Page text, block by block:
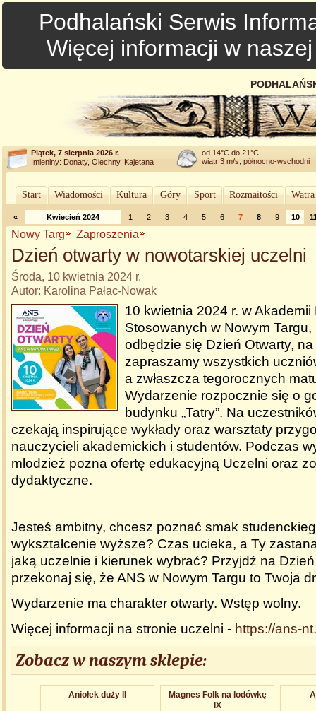
Podhalański Serwis
Więcej informacji w
Piątek, 7 sierpnia 2026 r.
Imieniny: Donaty, Olechny, Kajetana
od 14°C do 21°C
wiatr 3 m/s, północno-wschodni
Start Wiadomości Kultura Góry Sport Rozmaitości
« Kwiecień 2024 1 2 3 4 5 6 7 8 9 10
Nowy Targ Zaproszenia
Dzień otwarty w nowotarskiej uczelni
Środa, 10 kwietnia 2024 r.
Autor: Karolina Pałac-Nowak
10 kwietnia 2024 r. w Akademii
Stosowanych w Nowym
odbędzie się Dzień Otwarty,
zapraszamy wszystkich
a zwłaszcza tegorocznych
Wydarzenie rozpocznie się o
budynku „Tatry”. Na
czekają inspirujące wykłady oraz warsztaty
nauczycieli akademickich i studentów. Podczas
młodzież pozna ofertę edukacyjną Uczelni oraz
dydaktyczne.
Jesteś ambitny, chcesz poznać smak
wykształcenie wyższe? Czas ucieka, a Ty
jaką uczelnie i kierunek wybrać? Przyjdź na
przekonaj się, że ANS w Nowym Targu to Twoja
Wydarzenie ma charakter otwarty. Wstęp wolny.
Więcej informacji na stronie uczelni - https://ans-
Zobacz w naszym sklepie:
Aniołek duży II
Magnes Folk na lodówkę
IX